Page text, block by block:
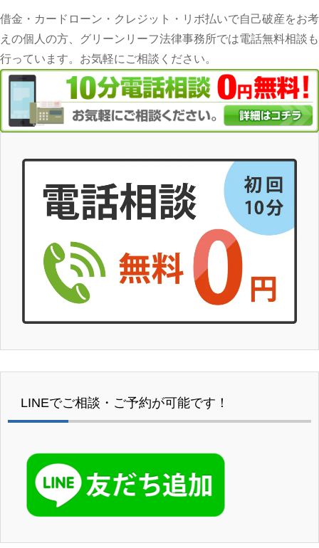
借金・カードローン・クレジット・リボ払いで自己破産をお考
えの個人の方、グリーンリーフ法律事務所では電話無料相談も
行っています。お気軽にご相談ください。
LINEでご相談・ご予約が可能です！